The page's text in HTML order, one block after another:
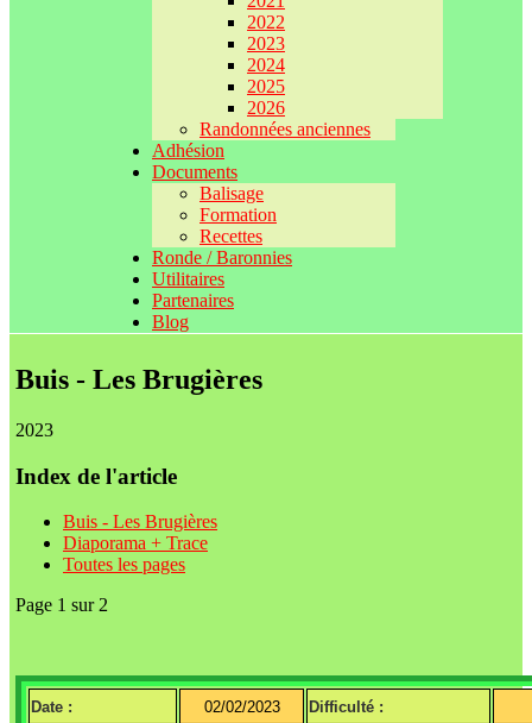
2022
2023
2024
2025
2026
Randonnées anciennes
Adhésion
Documents
Balisage
Formation
Recettes
Ronde / Baronnies
Utilitaires
Partenaires
Blog
Buis - Les Brugières
2023
Index de l'article
Buis - Les Brugières
Diaporama + Trace
Toutes les pages
Page 1 sur 2
Date : 02/02/2023 Difficulté :